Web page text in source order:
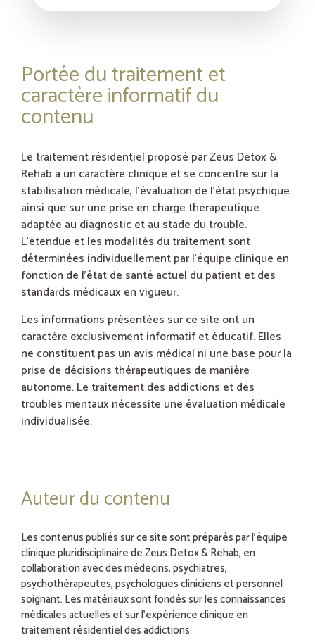
Portée du traitement et
caractère informatif du
contenu
Le traitement résidentiel proposé par Zeus Detox &
Rehab a un caractère clinique et se concentre sur la
stabilisation médicale, l’évaluation de l’état psychique
ainsi que sur une prise en charge thérapeutique
adaptée au diagnostic et au stade du trouble.
L’étendue et les modalités du traitement sont
déterminées individuellement par l’équipe clinique en
fonction de l’état de santé actuel du patient et des
standards médicaux en vigueur.
Les informations présentées sur ce site ont un
caractère exclusivement informatif et éducatif. Elles
ne constituent pas un avis médical ni une base pour la
prise de décisions thérapeutiques de manière
autonome. Le traitement des addictions et des
troubles mentaux nécessite une évaluation médicale
individualisée.
Auteur du contenu
Les contenus publiés sur ce site sont préparés par l’équipe
clinique pluridisciplinaire de Zeus Detox & Rehab, en
collaboration avec des médecins, psychiatres,
psychothérapeutes, psychologues cliniciens et personnel
soignant. Les matériaux sont fondés sur les connaissances
médicales actuelles et sur l’expérience clinique en
traitement résidentiel des addictions.